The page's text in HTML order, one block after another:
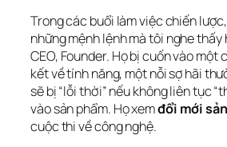
Trong các buổi làm việc chiến
những mệnh lệnh mà tôi nghe
CEO, Founder. Họ bị cuốn vào một
kết về tính năng, một nỗi sợ hãi
sẽ bị “lỗi thời” nếu không liên tục
vào sản phẩm. Họ xem đổi mới
cuộc thi về công nghệ.